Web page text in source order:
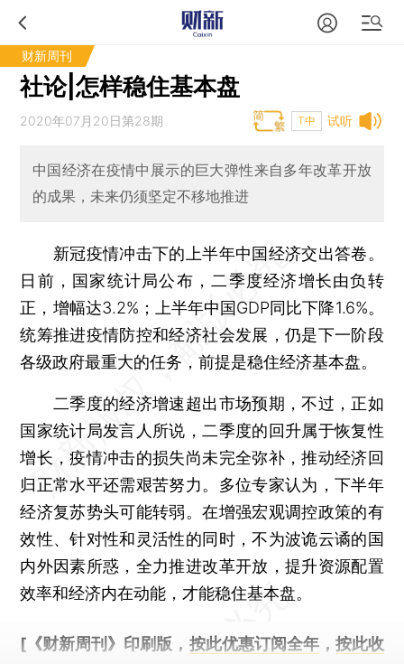
财新周刊
社论|怎样稳住基本盘
试听
2020年07月20日第28期 T中
中国经济在疫情中展示的巨大弹性来自多年改革开放
的成果，未来仍须坚定不移地推进
新冠疫情冲击下的上半年中国经济交出答卷。
日前，国家统计局公布，二季度经济增长由负转
正，增幅达3.2%；上半年中国GDP同比下降1.6%。
统筹推进疫情防控和经济社会发展，仍是下一阶段
各级政府最重大的任务，前提是稳住经济基本盘。
二季度的经济增速超出市场预期，不过，正如
国家统计局发言人所说，二季度的回升属于恢复性
增长，疫情冲击的损失尚未完全弥补，推动经济回
归正常水平还需艰苦努力。多位专家认为，下半年
经济复苏势头可能转弱。在增强宏观调控政策的有
效性、针对性和灵活性的同时，不为波诡云谲的国
内外因素所惑，全力推进改革开放，提升资源配置
效率和经济内在动能，才能稳住基本盘。
[《财新周刊》印刷版， 按此优惠订阅全年， 按此收